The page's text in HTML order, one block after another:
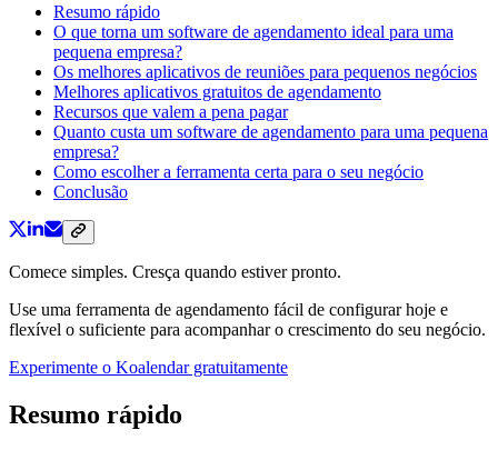
Resumo rápido
O que torna um software de agendamento ideal para uma
pequena empresa?
Os melhores aplicativos de reuniões para pequenos negócios
Melhores aplicativos gratuitos de agendamento
Recursos que valem a pena pagar
Quanto custa um software de agendamento para uma pequena
empresa?
Como escolher a ferramenta certa para o seu negócio
Conclusão
Comece simples. Cresça quando estiver pronto.
Use uma ferramenta de agendamento fácil de configurar hoje e
flexível o suficiente para acompanhar o crescimento do seu negócio.
Experimente o Koalendar gratuitamente
Resumo rápido